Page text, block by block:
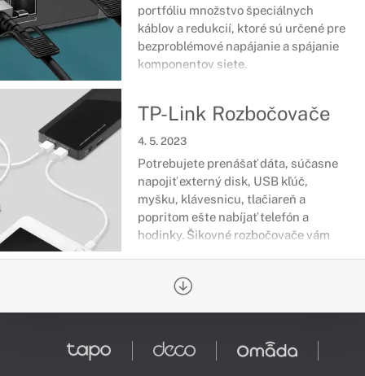
portfóliu množstvo špeciálnych
káblov a redukcií, ktoré sú určené pre
bezproblémové napájanie a spájanie
komponentov siete.
TP-Link Rozbočovače
4. 5. 2023
Potrebujete prenášať dáta, súčasne
napojiť externý disk, USB kľúč,
myšku, klávesnicu, tlačiareň a
popritom ešte nabíjať telefón a
hodinky. Šikovné rozbočovače vám